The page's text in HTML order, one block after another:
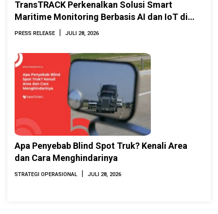
TransTRACK Perkenalkan Solusi Smart
Maritime Monitoring Berbasis AI dan IoT di
INAMARINE 2026
PRESS RELEASE | JULI 28, 2026
Apa Penyebab Blind Spot Truk? Kenali Area
dan Cara Menghindarinya
STRATEGI OPERASIONAL | JULI 28, 2026